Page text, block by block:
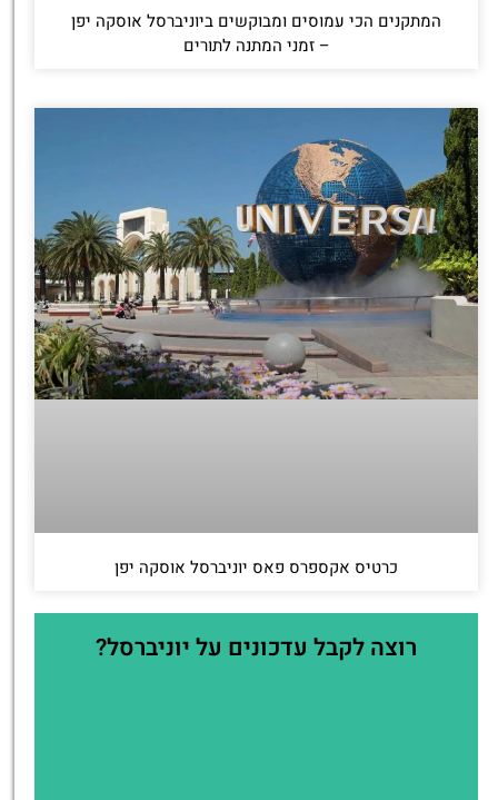
המתקנים הכי עמוסים ומבוקשים ביוניברסל אוסקה יפן
– זמני המתנה לתורים
כרטיס אקספרס פאס יוניברסל אוסקה יפן
רוצה לקבל עדכונים על יוניברסל?